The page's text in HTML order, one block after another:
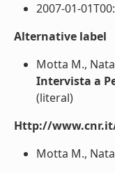
2007-01-
Alternative label
Motta M.,
Intervista a
(literal)
Http://
Motta M.,